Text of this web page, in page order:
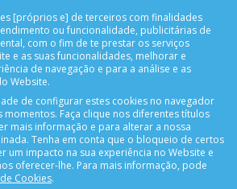
ONLINE
[próprios e] de terceiros com finalidades
ou funcionalidade, publicitárias de
com o fim de te prestar os serviços
e as suas funcionalidades, melhorar e
de navegação e para a análise e as
Website.
de configurar estes cookies no navegador
momentos. Faça clique nos diferentes títulos
mais informação e para alterar a nossa
Tenha em conta que o bloqueio de certos
um impacto na sua experiência no Website e
oferecer-lhe. Para mais informação, pode
Cookies.